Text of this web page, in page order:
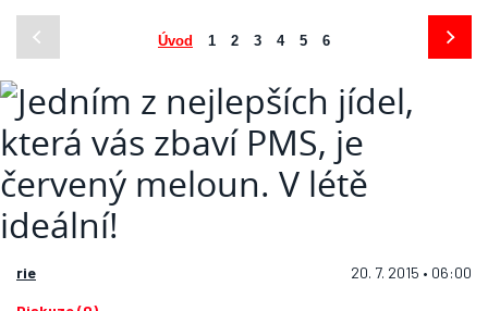
Úvod 1 2 3 4 5 6
rie 20. 7. 2015 • 06:00